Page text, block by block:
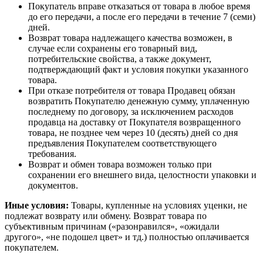
Покупатель вправе отказаться от товара в любое время
до его передачи, а после его передачи в течение 7 (семи)
дней.
Возврат товара надлежащего качества возможен, в
случае если сохранены его товарный вид,
потребительские свойства, а также документ,
подтверждающий факт и условия покупки указанного
товара.
При отказе потребителя от товара Продавец обязан
возвратить Покупателю денежную сумму, уплаченную
последнему по договору, за исключением расходов
продавца на доставку от Покупателя возвращенного
товара, не позднее чем через 10 (десять) дней со дня
предъявления Покупателем соответствующего
требования.
Возврат и обмен товара возможен только при
сохранении его внешнего вида, целостности упаковки и
документов.
Иные условия: Товары, купленные на условиях уценки, не
подлежат возврату или обмену. Возврат товара по
субъективным причинам («разонравился», «ожидали
другого», «не подошел цвет» и тд.) полностью оплачивается
покупателем.